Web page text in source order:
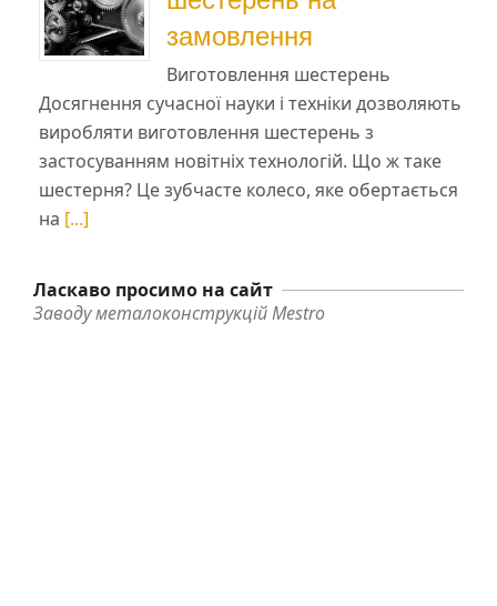
замовлення
Виготовлення шестерень
Досягнення сучасної науки і техніки дозволяють
виробляти виготовлення шестерень з
застосуванням новітніх технологій. Що ж таке
шестерня? Це зубчасте колесо, яке обертається
на [...]
Ласкаво просимо на сайт
Заводу металоконструкцій Mestro